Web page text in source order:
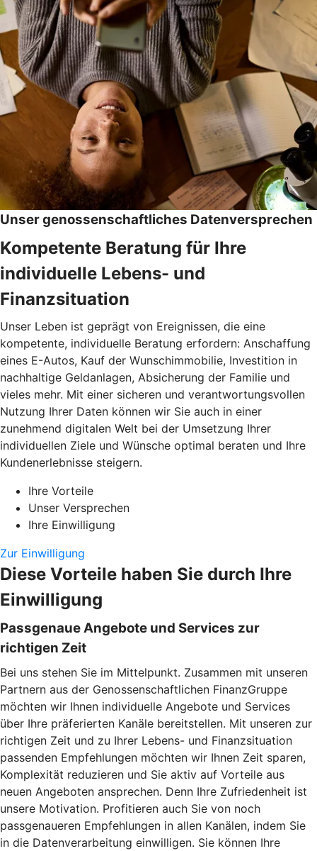
Unser genossenschaftliches Datenversprechen
Kompetente Beratung für Ihre
individuelle Lebens- und
Finanzsituation
Unser Leben ist geprägt von Ereignissen, die eine
kompetente, individuelle Beratung erfordern: Anschaffung
eines E-Autos, Kauf der Wunschimmobilie, Investition in
nachhaltige Geldanlagen, Absicherung der Familie und
vieles mehr. Mit einer sicheren und verantwortungsvollen
Nutzung Ihrer Daten können wir Sie auch in einer
zunehmend digitalen Welt bei der Umsetzung Ihrer
individuellen Ziele und Wünsche optimal beraten und Ihre
Kundenerlebnisse steigern.
Ihre Vorteile
Unser Versprechen
Ihre Einwilligung
Zur Einwilligung
Diese Vorteile haben Sie durch Ihre
Einwilligung
Passgenaue Angebote und Services zur
richtigen Zeit
Bei uns stehen Sie im Mittelpunkt. Zusammen mit unseren
Partnern aus der Genossenschaftlichen FinanzGruppe
möchten wir Ihnen individuelle Angebote und Services
über Ihre präferierten Kanäle bereitstellen. Mit unseren zur
richtigen Zeit und zu Ihrer Lebens- und Finanzsituation
passenden Empfehlungen möchten wir Ihnen Zeit sparen,
Komplexität reduzieren und Sie aktiv auf Vorteile aus
neuen Angeboten ansprechen. Denn Ihre Zufriedenheit ist
unsere Motivation. Profitieren auch Sie von noch
passgenaueren Empfehlungen in allen Kanälen, indem Sie
in die Datenverarbeitung einwilligen. Sie können Ihre